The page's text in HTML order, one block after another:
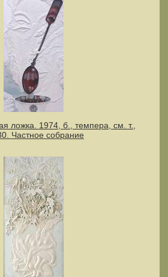
ложка. 1974, б., темпера, см. т.,
Частное собрание